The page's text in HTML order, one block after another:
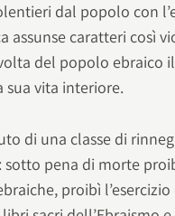
dal popolo con
assunse caratteri così
del popolo ebraico
sua vita interiore.
di una classe di
sotto pena di morte
proibì